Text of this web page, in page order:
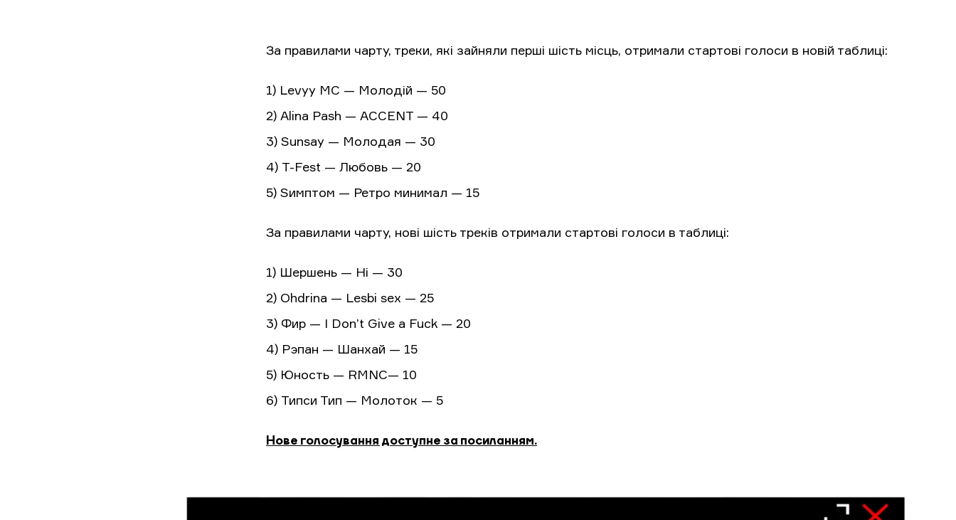
За правилами чарту, треки, які зайняли перші шість місць, отримали стартові голоси в новій таблиці:
1) Levyy MC — Молодій — 50
2) Alina Pash — ACCENT — 40
3) Sunsay — Молодая — 30
4) T-Fest — Любовь — 20
5) Sимптом — Ретро минимал — 15
За правилами чарту, нові шість треків отримали стартові голоси в таблиці:
1) Шершень — Ні — 30
2) Ohdrina — Lesbi sex — 25
3) Фир — I Don’t Give a Fuck — 20
4) Рэпан — Шанхай — 15
5) Юность — RMNC— 10
6) Типси Тип — Молоток — 5
Нове голосування доступне за посиланням.